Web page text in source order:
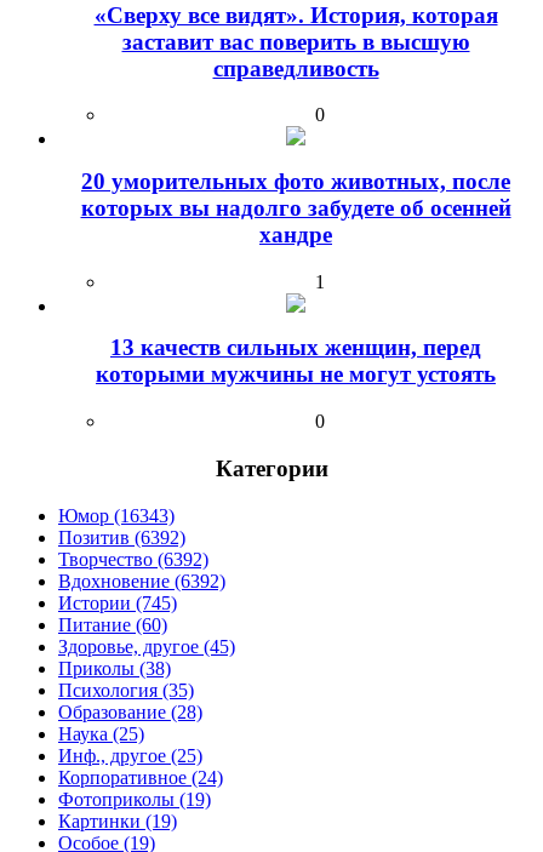
«Сверху все видят». История, которая
заставит вас поверить в высшую
справедливость
0
20 уморительных фото животных, после
которых вы надолго забудете об осенней
хандре
1
13 качеств сильных женщин, перед
которыми мужчины не могут устоять
0
Категории
Юмор (16343)
Позитив (6392)
Творчество (6392)
Вдохновение (6392)
Истории (745)
Питание (60)
Здоровье, другое (45)
Приколы (38)
Психология (35)
Образование (28)
Наука (25)
Инф., другое (25)
Корпоративное (24)
Фотоприколы (19)
Картинки (19)
Особое (19)